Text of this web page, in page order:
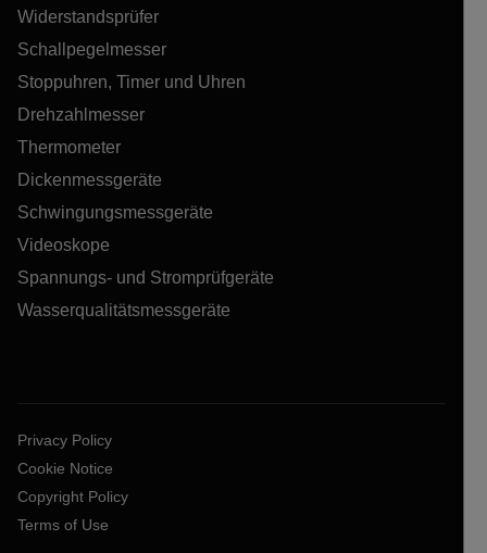
Widerstandsprüfer
Schallpegelmesser
Stoppuhren, Timer und Uhren
Drehzahlmesser
Thermometer
Dickenmessgeräte
Schwingungsmessgeräte
Videoskope
Spannungs- und Stromprüfgeräte
Wasserqualitätsmessgeräte
Privacy Policy
Cookie Notice
Copyright Policy
Terms of Use